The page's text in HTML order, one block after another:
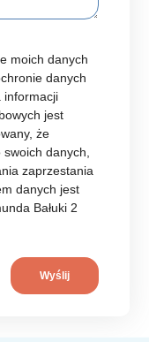
moich danych
danych
informacji
jest
że
danych,
zaprzestania
danych jest
Bałuki 2